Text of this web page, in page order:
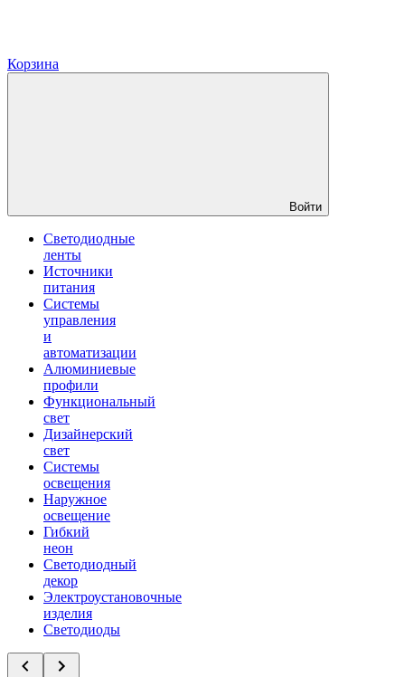
Корзина
Войти
Светодиодные
ленты
Источники
питания
Системы
управления
и
автоматизации
Алюминиевые
профили
Функциональный
свет
Дизайнерский
свет
Системы
освещения
Наружное
освещение
Гибкий
неон
Светодиодный
декор
Электроустановочные
изделия
Светодиоды